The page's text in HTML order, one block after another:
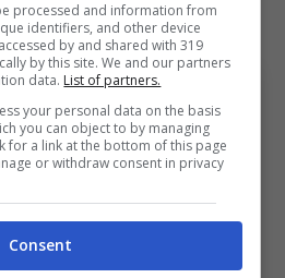
.
processed and information from
identifiers, and other device
by and shared with 319
by this site. We and our partners
data. List of partners.
your personal data on the basis
you can object to by managing
for a link at the bottom of this page
or withdraw consent in privacy
Consent